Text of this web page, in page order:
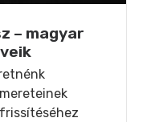
– magyar